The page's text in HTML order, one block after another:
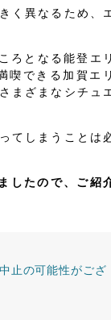
く異なるため、
ろとなる能登エ
喫できる加賀エ
まざまなシチュ
てしまうことは
したので、ご紹
止の可能性がござ